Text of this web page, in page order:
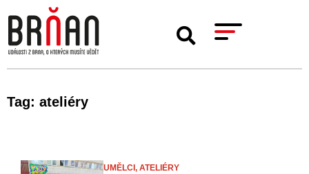
Tag: ateliéry
UMĚLCI, ATELIÉRY